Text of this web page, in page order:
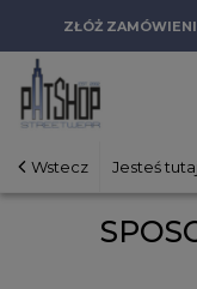
ZŁÓŻ
Wstecz Jesteś